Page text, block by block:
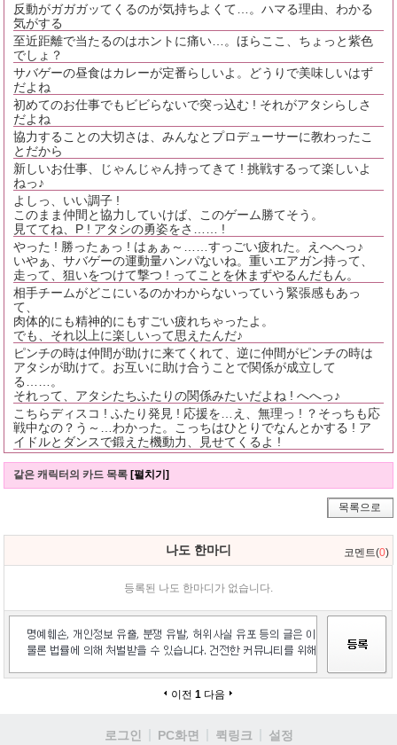
反動がガガガッてくるのが気持ちよくて…。ハマる理由、わかる
気がする
至近距離で当たるのはホントに痛い…。ほらここ、ちょっと紫色
でしょ？
サバゲーの昼食はカレーが定番らしいよ。どうりで美味しいはず
だよね
初めてのお仕事でもビビらないで突っ込む ! それがアタシらしさ
だよね
協力することの大切さは、みんなとプロデューサーに教わったこ
とだから
新しいお仕事、じゃんじゃん持ってきて ! 挑戦するって楽しいよ
ねっ♪
よしっ、いい調子 !
このまま仲間と協力していけば、このゲーム勝てそう。
見ててね、P ! アタシの勇姿をさ…… !
やった ! 勝ったぁっ ! はぁぁ～……すっごい疲れた。えへへっ♪
いやぁ、サバゲーの運動量ハンパないね。重いエアガン持って、
走って、狙いをつけて撃つ ! ってことを休まずやるんだもん。
相手チームがどこにいるのかわからないっていう緊張感もあっ
て、
肉体的にも精神的にもすごい疲れちゃったよ。
でも、それ以上に楽しいって思えたんだ♪
ピンチの時は仲間が助けに来てくれて、逆に仲間がピンチの時は
アタシが助けて。お互いに助け合うことで関係が成立して
る……。
それって、アタシたちふたりの関係みたいだよね ! へへっ♪
こちらディスコ ! ふたり発見 ! 応援を…え、無理っ ! ？そっちも応
戦中なの？う～…わかった。こっちはひとりでなんとかする ! ア
イドルとダンスで鍛えた機動力、見せてくるよ !
같은 캐릭터의 카드 목록[펼치기]
목록으로
나도 한마디 코멘트(0)
등록된 나도 한마디가 없습니다.
이전 1 다음
로그인 PC화면 퀵링크 설정